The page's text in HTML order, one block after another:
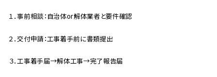
１．事前相談：自治体or解体業者と要件確認
２．交付申請：工事着手前に書類提出
３．工事着手届→解体工事→完了報告届